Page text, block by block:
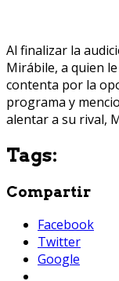
Al finalizar la
Mirábile, a quien
contenta por la
programa y
alentar a su rival,
Tags:
Compartir
Facebook
Twitter
Google